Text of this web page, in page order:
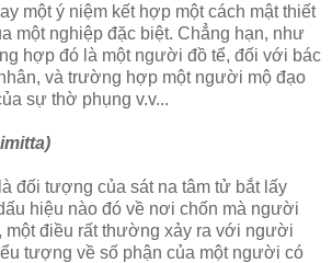
một ý niệm kết hợp một cách mật thiết
một nghiệp đặc biệt. Chẳng hạn, như
hợp đó là một người đồ tể, đối với bác
và trường hợp một người mộ đạo
sự thờ phụng v.v...
đối tượng của sát na tâm tử bắt lấy
hiệu nào đó về nơi chốn mà người
một điều rất thường xảy ra với người
tượng về số phận của một người có